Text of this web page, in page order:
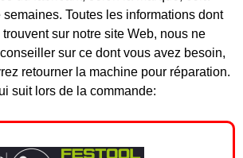
Toutes les informations dont
sur notre site Web, nous ne
sur ce dont vous avez besoin,
retourner la machine pour réparation.
suit lors de la commande: